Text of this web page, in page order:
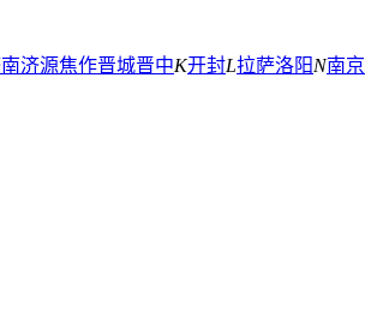
济源焦作晋城晋中K开封L拉萨洛阳N南京